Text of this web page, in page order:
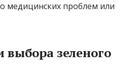
медицинских проблем или
выбора зеленого